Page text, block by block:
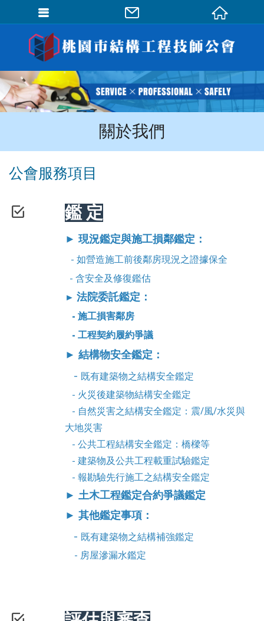
關於我們
公會服務項目
鑑 定
► 現況鑑定與施工損鄰鑑定 ：
- 如營造施工前後鄰房現況之證據保全
- 含安全及修復鑑估
► 法院委託鑑定：
- 施工損害鄰房
- 工程契約履約爭議
► 結構物安全鑑定 ：
- 既有建築物之結構安全鑑定
- 火災後建築物結構安全鑑定
- 自然災害之結構安全鑑定：震/風/水災與
大地災害
- 公共工程結構安全鑑定：橋樑等
- 建築物及公共工程載重試驗鑑定
- 報勘驗先行施工之結構安全鑑定
► 土木工程鑑定合約爭議鑑定
► 其他鑑定事項 ：
- 既有建築物之結構補強鑑定
- 房屋滲漏水鑑定
加入會員
忘記密碼
密碼修改